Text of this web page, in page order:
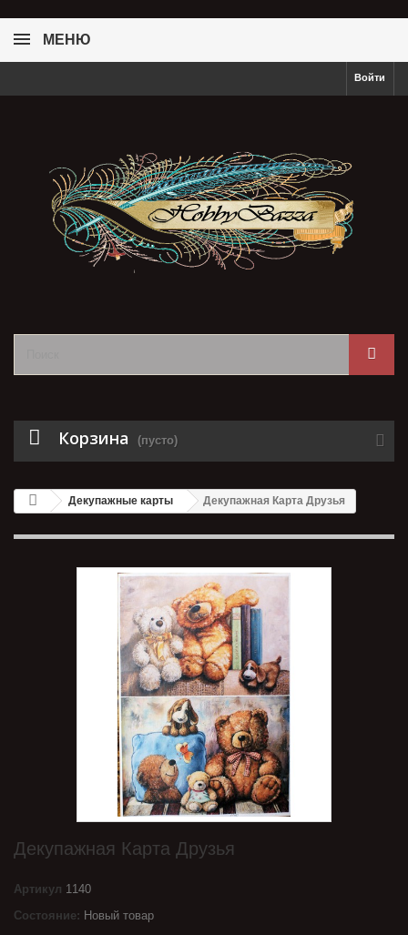
МЕНЮ
Войти
Корзина (пусто)
Декупажные карты Декупажная Карта Друзья
Декупажная Карта Друзья
Артикул 1140
Состояние: Новый товар